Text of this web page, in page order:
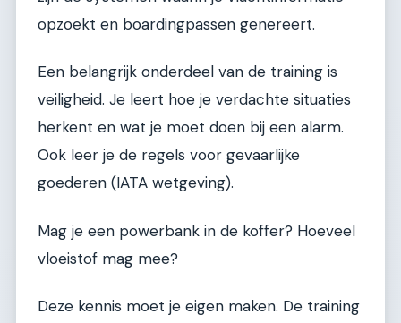
opzoekt en boardingpassen genereert.
Een belangrijk onderdeel van de training is
veiligheid. Je leert hoe je verdachte situaties
herkent en wat je moet doen bij een alarm.
Ook leer je de regels voor gevaarlijke
goederen (IATA wetgeving).
Mag je een powerbank in de koffer? Hoeveel
vloeistof mag mee?
Deze kennis moet je eigen maken. De training